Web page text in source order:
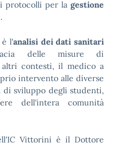
protocolli per la gestione
.
è l'analisi dei dati sanitari
delle misure di
altri contesti, il medico a
intervento alle diverse
di sviluppo degli studenti,
dell'intera comunità
Vittorini è il Dottore